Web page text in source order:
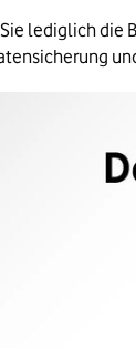
lediglich die